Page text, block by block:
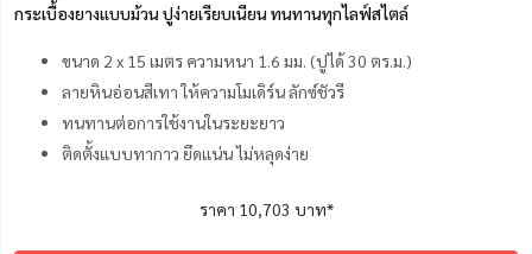
กระเบื้องยางแบบม้วน ปูง่ายเรียบเนียน ทนทานทุกไลฟ์สไตล์
ขนาด 2 x 15 เมตร ความหนา 1.6 มม. (ปูได้ 30 ตร.ม.)
ลายหินอ่อนสีเทา ให้ความโมเดิร์น ลักซ์ชัวรี
ทนทานต่อการใช้งานในระยะยาว
ติดตั้งแบบทากาว ยึดแน่น ไม่หลุดง่าย
ราคา 10,703 บาท*